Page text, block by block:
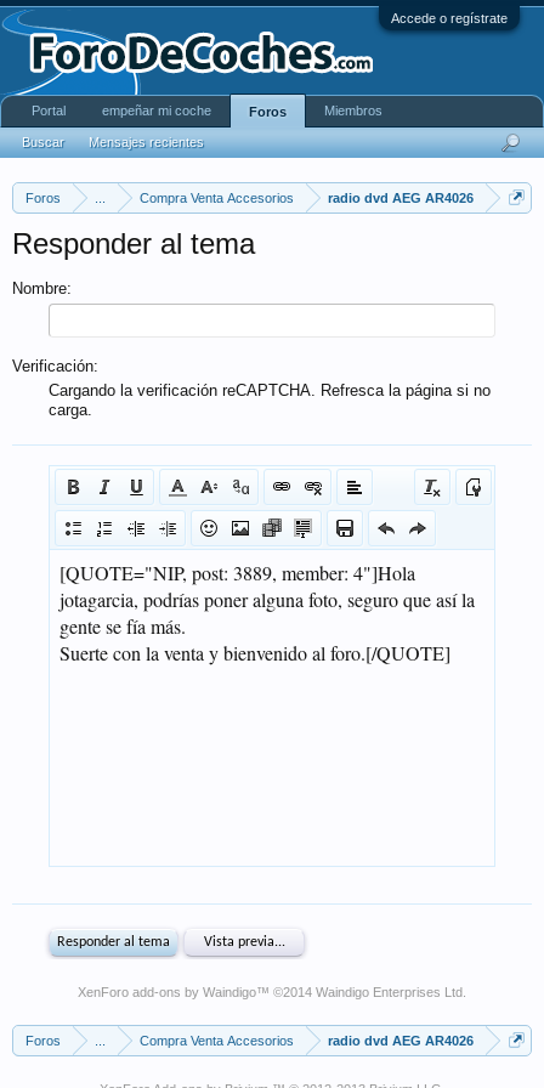
Accede o regístrate
Foros Compra Venta Accesorios radio dvd AEG AR4026
Responder al tema
Nombre:
Verificación:
Cargando la verificación reCAPTCHA. Refresca la página si no
carga.
XenForo add-ons by Waindigo™ ©2014 Waindigo Enterprises Ltd
Foros Compra Venta Accesorios radio dvd AEG AR4026
Portal empeñar mi coche Foros
Buscar Mensajes recientes
Miembros